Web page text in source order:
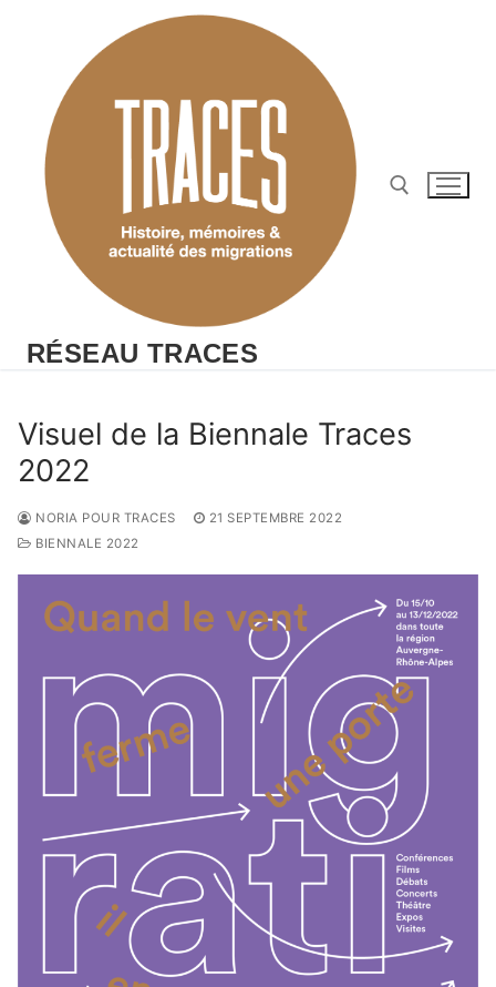
RÉSEAU TRACES
Visuel de la Biennale Traces
2022
NORIA POUR TRACES
21 SEPTEMBRE 2022
BIENNALE 2022